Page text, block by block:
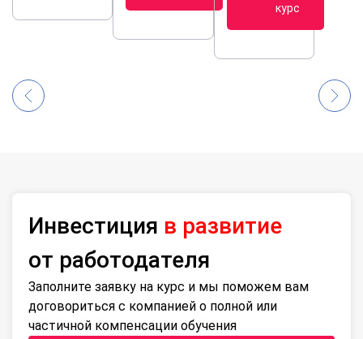
курс
Инвестиция в развитие
от работодателя
Заполните заявку на курс и мы поможем вам
договориться с компанией о полной или
частичной компенсации обучения